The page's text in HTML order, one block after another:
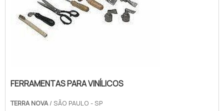
FERRAMENTAS PARA VINÍLICOS
TERRA NOVA / SÃO PAULO - SP